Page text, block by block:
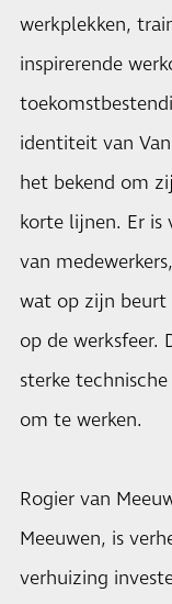
werkplekken,
inspirerende
identiteit van
het bekend om
korte lijnen. Er
van
wat op zijn beurt
op de werksfeer.
sterke
om te werken.
Rogier van
Meeuwen, is
verhuizing